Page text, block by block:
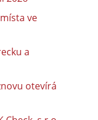
ve
a
otevírá